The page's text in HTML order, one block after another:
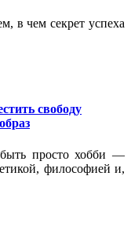
в чем секрет успеха
свободу
просто хобби —
философией и,